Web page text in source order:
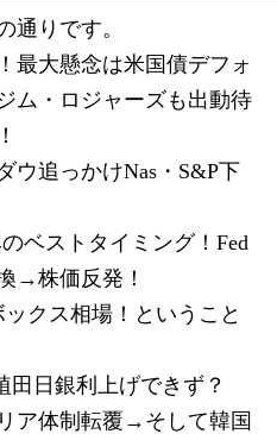
通りです。
最大懸念は米国債デフォ
ム・ロジャーズも出動待
追っかけNas・S&P下
ベストタイミング！Fed
→株価反発！
クス相場！ということ
日銀利上げできず？
ア体制転覆→そして韓国